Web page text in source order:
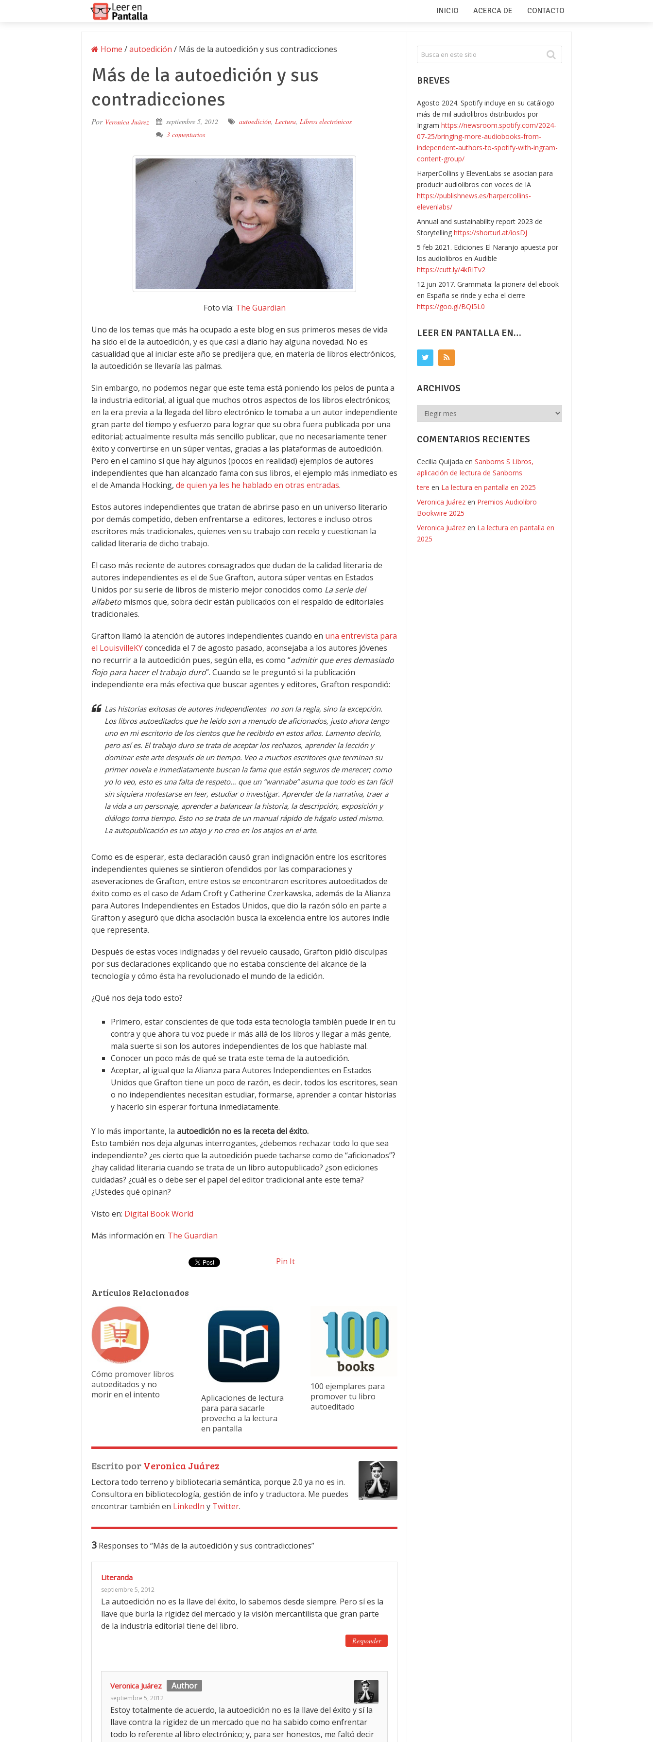
INICIO ACERCA DE CONTACTO
Home /autoedición / Más de la autoedición y sus contradicciones
Más de la autoedición y sus
contradicciones
Por Veronica Juárez septiembre 5, 2012 autoedición, Lectura, Libros electrónicos
3 comentarios
Foto vía: The Guardian
Uno de los temas que más ha ocupado a este blog en sus primeros meses de vida
ha sido el de la autoedición, y es que casi a diario hay alguna novedad. No es
casualidad que al iniciar este año se predijera que, en materia de libros electrónicos,
la autoedición se llevaría las palmas.
Sin embargo, no podemos negar que este tema está poniendo los pelos de punta a
la industria editorial, al igual que muchos otros aspectos de los libros electrónicos;
en la era previa a la llegada del libro electrónico le tomaba a un autor independiente
gran parte del tiempo y esfuerzo para lograr que su obra fuera publicada por una
editorial; actualmente resulta más sencillo publicar, que no necesariamente tener
éxito y convertirse en un súper ventas, gracias a las plataformas de autoedición.
Pero en el camino sí que hay algunos (pocos en realidad) ejemplos de autores
independientes que han alcanzado fama con sus libros, el ejemplo más inmediato es
el de Amanda Hocking, de quien ya les he hablado en otras entradas.
Estos autores independientes que tratan de abrirse paso en un universo literario
por demás competido, deben enfrentarse a editores, lectores e incluso otros
escritores más tradicionales, quienes ven su trabajo con recelo y cuestionan la
calidad literaria de dicho trabajo.
El caso más reciente de autores consagrados que dudan de la calidad literaria de
autores independientes es el de Sue Grafton, autora súper ventas en Estados
Unidos por su serie de libros de misterio mejor conocidos como La serie del
alfabeto mismos que, sobra decir están publicados con el respaldo de editoriales
tradicionales.
Grafton llamó la atención de autores independientes cuando en una entrevista para
el LouisvilleKYconcedida el 7 de agosto pasado, aconsejaba a los autores jóvenes
no recurrir a la autoedición pues, según ella, es como “admitir que eres demasiado
flojo para hacer el trabajo duro”. Cuando se le preguntó si la publicación
independiente era más efectiva que buscar agentes y editores, Grafton respondió:
Las historias exitosas de autores independientes no son la regla, sino la excepción.
Los libros autoeditados que he leído son a menudo de aficionados, justo ahora tengo
uno en mi escritorio de los cientos que he recibido en estos años. Lamento decirlo,
pero así es. El trabajo duro se trata de aceptar los rechazos, aprender la lección y
dominar este arte después de un tiempo. Veo a muchos escritores que terminan su
primer novela e inmediatamente buscan la fama que están seguros de merecer; como
yo lo veo, esto es una falta de respeto… que un “wannabe” asuma que todo es tan fácil
sin siquiera molestarse en leer, estudiar o investigar. Aprender de la narrativa, traer a
la vida a un personaje, aprender a balancear la historia, la descripción, exposición y
diálogo toma tiempo. Esto no se trata de un manual rápido de hágalo usted mismo.
La autopublicación es un atajo y no creo en los atajos en el arte.
Como es de esperar, esta declaración causó gran indignación entre los escritores
independientes quienes se sintieron ofendidos por las comparaciones y
aseveraciones de Grafton, entre estos se encontraron escritores autoeditados de
éxito como es el caso de Adam Croft y Catherine Czerkawska, además de la Alianza
para Autores Independientes en Estados Unidos, que dio la razón sólo en parte a
Grafton y aseguró que dicha asociación busca la excelencia entre los autores indie
que representa.
Después de estas voces indignadas y del revuelo causado, Grafton pidió disculpas
por sus declaraciones explicando que no estaba consciente del alcance de la
tecnología y cómo ésta ha revolucionado el mundo de la edición.
¿Qué nos deja todo esto?
Primero, estar conscientes de que toda esta tecnología también puede ir en tu
contra y que ahora tu voz puede ir más allá de los libros y llegar a más gente,
mala suerte si son los autores independientes de los que hablaste mal.
Conocer un poco más de qué se trata este tema de la autoedición.
Aceptar, al igual que la Alianza para Autores Independientes en Estados
Unidos que Grafton tiene un poco de razón, es decir, todos los escritores, sean
o no independientes necesitan estudiar, formarse, aprender a contar historias
y hacerlo sin esperar fortuna inmediatamente.
Y lo más importante, la autoedición no es la receta del éxito.
Esto también nos deja algunas interrogantes, ¿debemos rechazar todo lo que sea
independiente? ¿es cierto que la autoedición puede tacharse como de “aficionados”?
¿hay calidad literaria cuando se trata de un libro autopublicado? ¿son ediciones
cuidadas? ¿cuál es o debe ser el papel del editor tradicional ante este tema?
¿Ustedes qué opinan?
Visto en: Digital Book World
Más información en: The Guardian
Pin It
Artículos Relacionados
Cómo promover libros
autoeditados y no
morir en el intento
Aplicaciones de lectura
para para sacarle
provecho a la lectura
en pantalla
100 ejemplares para
promover tu libro
autoeditado
Escrito porVeronica Juárez
Lectora todo terreno y bibliotecaria semántica, porque 2.0 ya no es in.
Consultora en bibliotecología, gestión de info y traductora. Me puedes
encontrar también en LinkedIn y Twitter.
3 Responses to “Más de la autoedición y sus contradicciones”
Literanda
septiembre 5, 2012
La autoedición no es la llave del éxito, lo sabemos desde siempre. Pero sí es la
llave que burla la rigidez del mercado y la visión mercantilista que gran parte
de la industria editorial tiene del libro.
Responder
Veronica Juárez
septiembre 5, 2012
Estoy totalmente de acuerdo, la autoedición no es la llave del éxito y sí la
llave contra la rigidez de un mercado que no ha sabido como enfrentar
todo lo referente al libro electrónico; y, para ser honestos, me faltó decir
BREVES
Agosto 2024. Spotify incluye en su catálogo
más de mil audiolibros distribuidos por
Ingramhttps://newsroom.spotify.com/2024-
07-25/bringing-more-audiobooks-from-
independent-authors-to-spotify-with-ingram-
content-group/
HarperCollins y ElevenLabs se asocian para
producir audiolibros con voces de IA
https://publishnews.es/harpercollins-
elevenlabs/
Annual and sustainability report 2023 de
Storytellinghttps://shorturl.at/iosDJ
5 feb 2021. Ediciones El Naranjo apuesta por
los audiolibros en Audible
https://cutt.ly/4kRITv2
12 jun 2017. Grammata: la pionera del ebook
en España se rinde y echa el cierre
https://goo.gl/BQI5L0
LEER EN PANTALLA EN…
ARCHIVOS
Archivos
COMENTARIOS RECIENTES
Cecilia Quijada enSanborns S Libros,
aplicación de lectura de Sanborns
tere en La lectura en pantalla en 2025
Veronica Juárez en Premios Audiolibro
Bookwire 2025
Veronica Juárez en La lectura en pantalla en
2025